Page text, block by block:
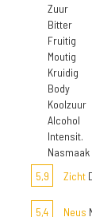
Zuur
Bitter
Fruitig
Moutig
Kruidig
Body
Koolzuur
Alcohol
Intensit.
Nasmaak
5,9
Zicht
5,4 Neus